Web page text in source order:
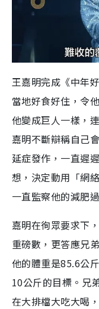
王嘉明完成《中年
當地好食好住，令
他變成巨人一樣，
嘉明不斷辯稱自己
延症發作，一直遲
想，決定動用「網
一直監察他的減肥
嘉明在徇眾要求下
重磅數，更答應兄
他的體重是85.6公
10公斤的目標。兄
在大排檔大吃大喝